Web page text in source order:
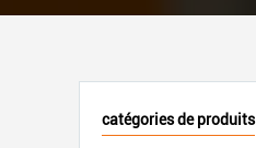
catégories de produits